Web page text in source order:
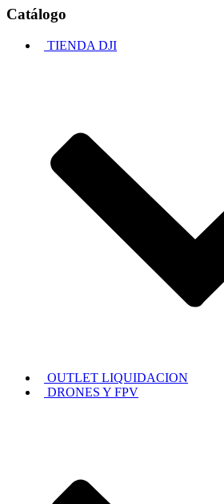
Catálogo
TIENDA DJI
OUTLET LIQUIDACION
DRONES Y FPV